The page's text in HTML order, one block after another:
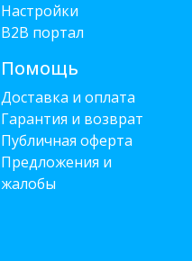
Настройки
B2B портал
Помощь
Доставка и оплата
Гарантия и возврат
Публичная оферта
Предложения и
жалобы